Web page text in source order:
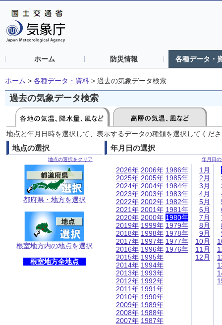
ホーム 防災情報 各種データ・
ホーム > 各種データ・資料 > 過去の気象データ検索
過去の気象データ検索
地点と年月日時を選択して、表示するデータの種類を選択してくだ
地点の選択
地点の選択をクリア
都府県・地方を選択
根室地方内の地点を選択
根室地方全地点
年月日の選択
年月日
2026年
2025年
2024年
2023年
2022年
2021年
2020年
2019年
2018年
2017年
2016年
2015年
2014年
2013年
2012年
2011年
2010年
2009年
2008年
2007年
2006年
2005年
2004年
2003年
2002年
2001年
2000年
1999年
1998年
1997年
1996年
1995年
1994年
1993年
1992年
1991年
1990年
1989年
1988年
1987年
1986年
1985年
1984年
1983年
1982年
1981年
1980年
1979年
1978年
1977年
1976年
1月
2月
3月
4月
5月
6月
7月
8月
9月
10月
11月
12月